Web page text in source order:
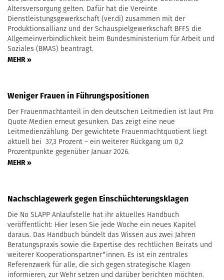
Altersversorgung gelten. Dafür hat die Vereinte
Dienstleistungsgewerkschaft (ver.di) zusammen mit der
Produktionsallianz und der Schauspielgewerkschaft BFFS die
Allgemeinverbindlichkeit beim Bundesministerium für Arbeit und
Soziales (BMAS) beantragt.
MEHR »
Weniger Frauen in Führungspositionen
Der Frauenmachtanteil in den deutschen Leitmedien ist laut Pro
Quote Medien erneut gesunken. Das zeigt eine neue
Leitmedienzählung. Der gewichtete Frauenmachtquotient liegt
aktuell bei 37,3 Prozent – ein weiterer Rückgang um 0,2
Prozentpunkte gegenüber Januar 2026.
MEHR »
Nachschlagewerk gegen Einschüchterungsklagen
Die No SLAPP Anlaufstelle hat ihr aktuelles Handbuch
veröffentlicht: Hier lesen Sie jede Woche ein neues Kapitel
daraus. Das Handbuch bündelt das Wissen aus zwei Jahren
Beratungspraxis sowie die Expertise des rechtlichen Beirats und
weiterer Kooperationspartner*innen. Es ist ein zentrales
Referenzwerk für alle, die sich gegen strategische Klagen
informieren, zur Wehr setzen und darüber berichten möchten.